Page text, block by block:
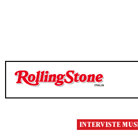
TEMPO DI LETTURA 5 MINUTI
TEMPO DI LETTURA 5 MINUTI
INTERVISTE